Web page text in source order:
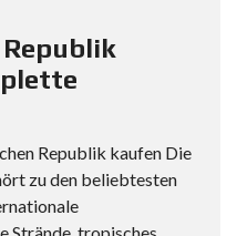
Republik kaufen Die
zu den beliebtesten
Strände, tropisches